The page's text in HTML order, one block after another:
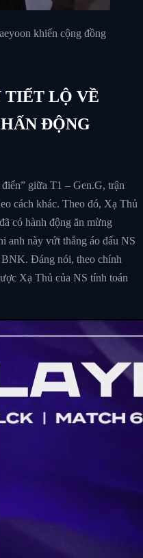
khiến cộng đồng
TIẾT LỘ VỀ
ĐỘNG
giữa T1 – Gen.G, trận
cách khác. Theo đó, Xạ Thủ
có hành động ăn mừng
anh này vứt thẳng áo đấu NS
BNK. Đáng nói, theo chính
Xạ Thủ của NS tính toán